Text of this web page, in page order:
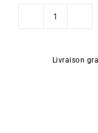
quantité
-
Livraison